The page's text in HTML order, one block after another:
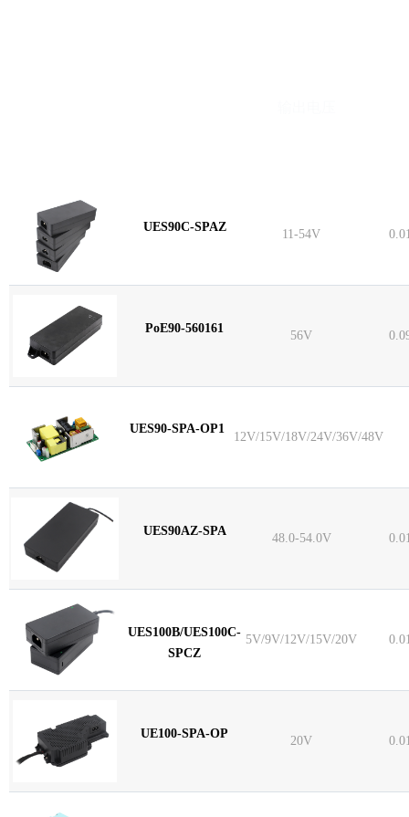
UES90C-SPAZ
11-54V
PoE90-560161
56V
UES90-SPA-OP1
12V/15V/18V/24V/36V/48V
UES90AZ-SPA
48.0-54.0V
UES100B/UES100C-
SPCZ
5V/9V/12V/15V/20V
UE100-SPA-OP
20V